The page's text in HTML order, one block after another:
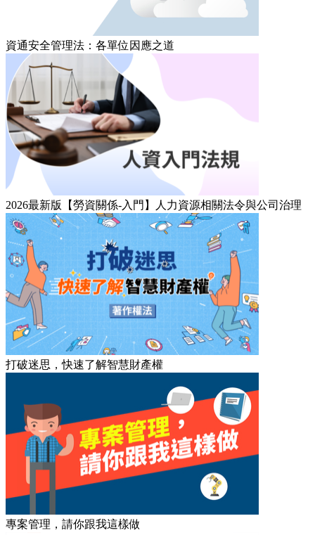
資通安全管理法：各單位因應之道
2026最新版【勞資關係-入門】人力資源相關法令與公司治理
打破迷思，快速了解智慧財產權
專案管理，請你跟我這樣做